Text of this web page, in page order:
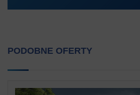
PODOBNE OFERTY